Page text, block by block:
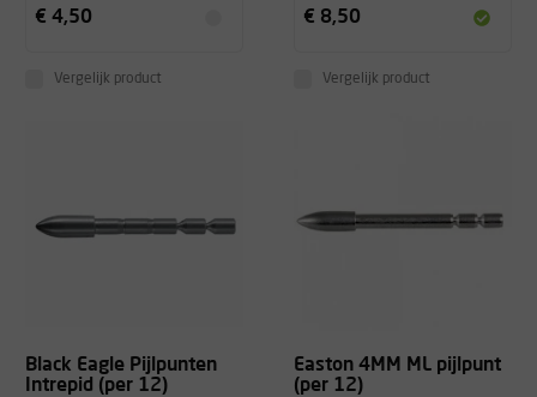
€ 4,50
Vergelijk product
€ 8,50
Vergelijk product
Black Eagle Pijlpunten
Intrepid (per 12)
Easton 4MM ML pijlpunt
(per 12)